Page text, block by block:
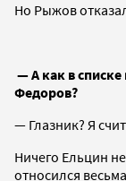
Но Рыжов
— А как в
Федоров?
— Глазник? Я
Ничего Ельцин
относился